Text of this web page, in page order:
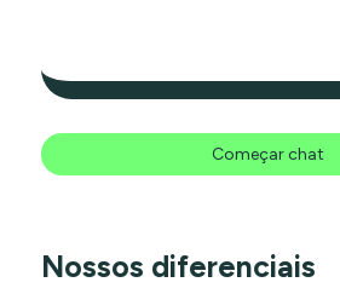
Começar chat
Nossos diferenciais